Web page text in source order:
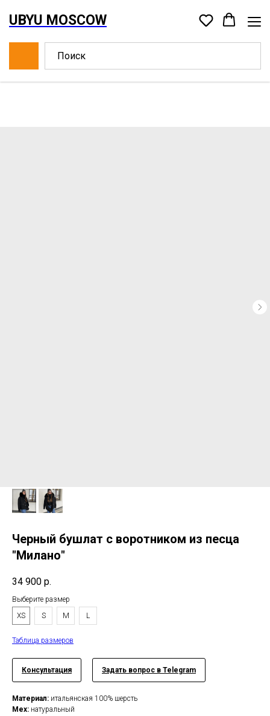
UBYU MOSCOW
Черный бушлат с воротником из песца
"Милано"
34 900 р.
Выберите размер
XS
S M L
Таблица размеров
Консультация Задать вопрос в Telegram
Материал: итальянская 100% шерсть
Мех: натуральный